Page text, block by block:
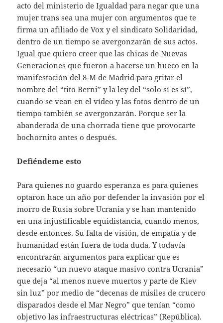
acto del ministerio de Igualdad para negar que una
mujer trans sea una mujer con argumentos que te
firma un afiliado de Vox y el sindicato Solidaridad,
dentro de un tiempo se avergonzarán de sus actos.
Igual que quiero creer que las chicas de Nuevas
Generaciones que fueron a hacerse un hueco en la
manifestación del 8-M de Madrid para gritar el
nombre del “tito Berni” y la ley del “solo sí es sí”,
cuando se vean en el vídeo y las fotos dentro de un
tiempo también se avergonzarán. Porque ser la
abanderada de una chorrada tiene que provocarte
bochornito antes o después.
Defiéndeme esto
Para quienes no guardo esperanza es para quienes
optaron hace un año por defender la invasión por el
morro de Rusia sobre Ucrania y se han mantenido
en una injustificable equidistancia, cuando menos,
desde entonces. Su falta de visión, de empatía y de
humanidad están fuera de toda duda. Y todavía
encontrarán argumentos para explicar que es
necesario “un nuevo ataque masivo contra Ucrania”
que deja “al menos nueve muertos y parte de Kiev
sin luz” por medio de “decenas de misiles de crucero
disparados desde el Mar Negro” que tenían “como
objetivo las infraestructuras eléctricas” (República).